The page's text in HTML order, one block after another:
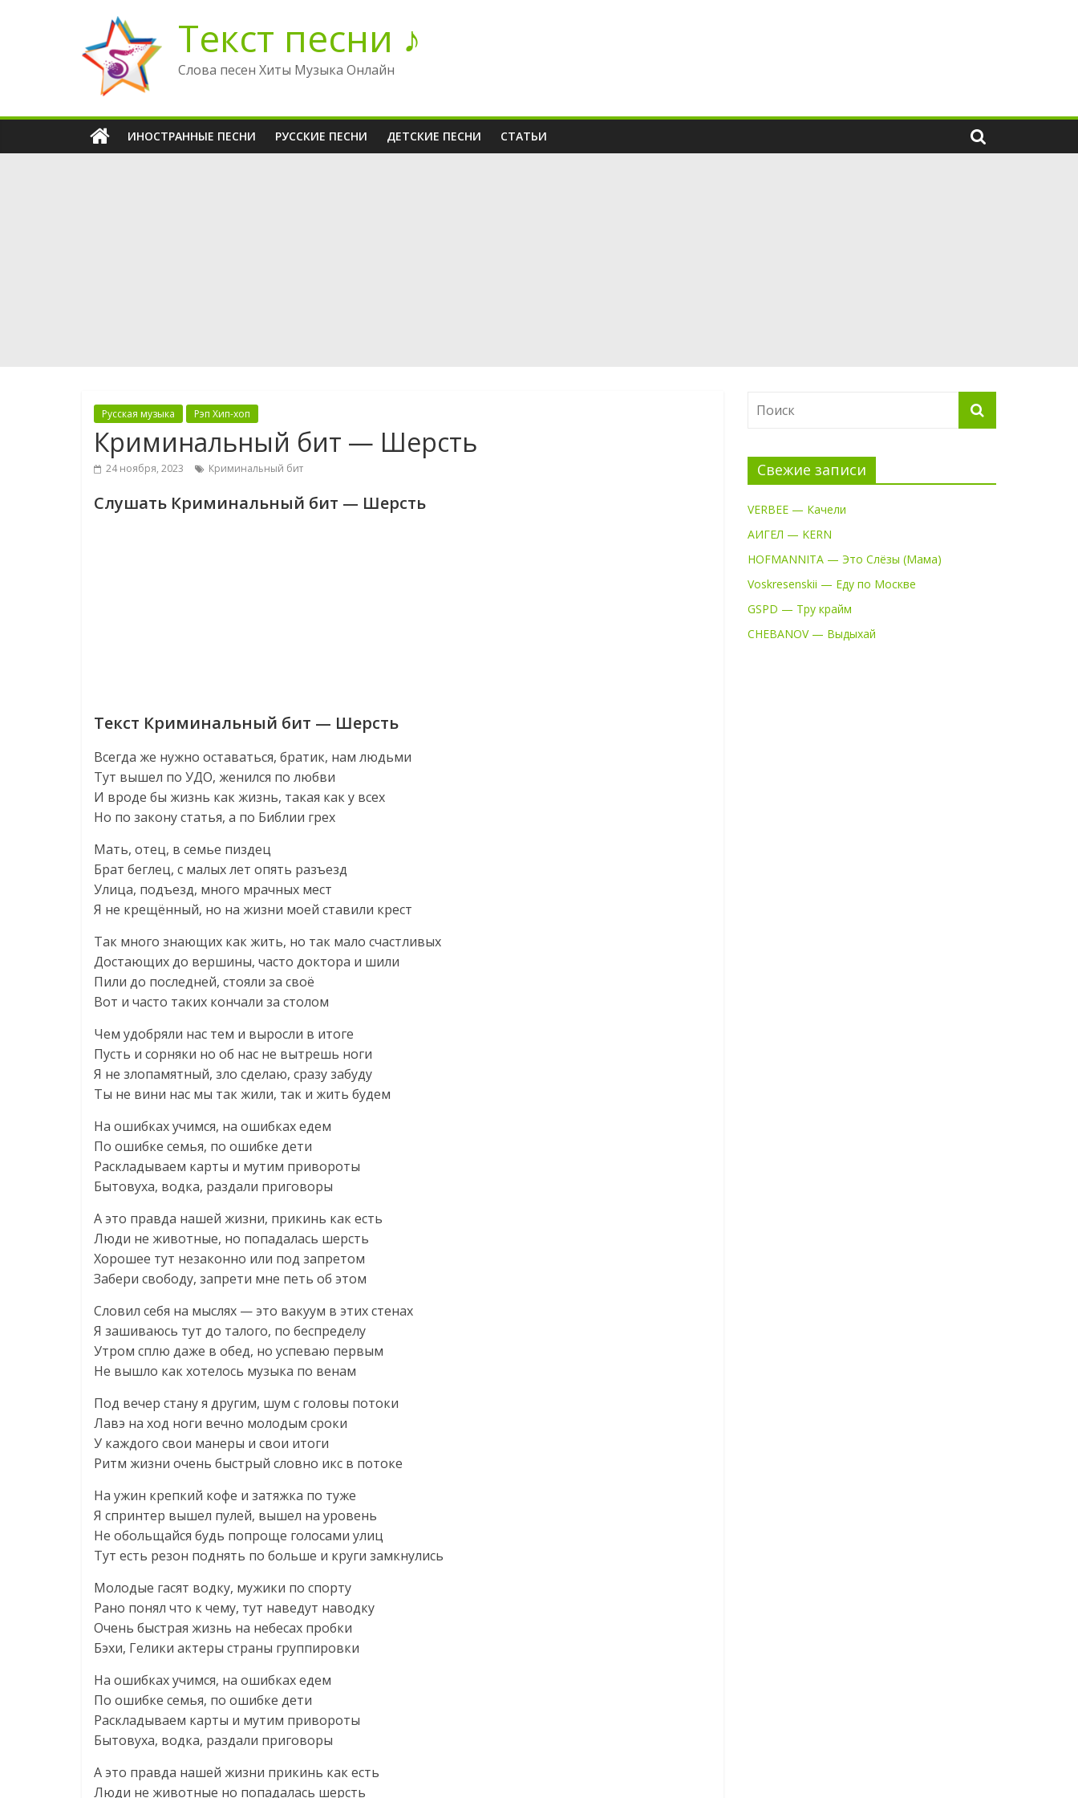
содержимому
Текст песни ♪
Слова песен Хиты Музыка Онлайн
ИНОСТРАННЫЕ ПЕСНИ РУССКИЕ ПЕСНИ ДЕТСКИЕ ПЕСНИ СТАТЬИ
Русская музыка Рэп Хип-хоп
Криминальный бит — Шерсть
24 ноября, 2023 Криминальный бит
Слушать Криминальный бит — Шерсть
Текст Криминальный бит — Шерсть
Всегда же нужно оставаться, братик, нам людьми
Тут вышел по УДО, женился по любви
И вроде бы жизнь как жизнь, такая как у всех
Но по закону статья, а по Библии грех
Мать, отец, в семье пиздец
Брат беглец, с малых лет опять разъезд
Улица, подъезд, много мрачных мест
Я не крещённый, но на жизни моей ставили крест
Так много знающих как жить, но так мало счастливых
Достающих до вершины, часто доктора и шили
Пили до последней, стояли за своё
Вот и часто таких кончали за столом
Чем удобряли нас тем и выросли в итоге
Пусть и сорняки но об нас не вытрешь ноги
Я не злопамятный, зло сделаю, сразу забуду
Ты не вини нас мы так жили, так и жить будем
На ошибках учимся, на ошибках едем
По ошибке семья, по ошибке дети
Раскладываем карты и мутим привороты
Бытовуха, водка, раздали приговоры
А это правда нашей жизни, прикинь как есть
Люди не животные, но попадалась шерсть
Хорошее тут незаконно или под запретом
Забери свободу, запрети мне петь об этом
Словил себя на мыслях — это вакуум в этих стенах
Я зашиваюсь тут до талого, по беспределу
Утром сплю даже в обед, но успеваю первым
Не вышло как хотелось музыка по венам
Под вечер стану я другим, шум с головы потоки
Лавэ на ход ноги вечно молодым сроки
У каждого свои манеры и свои итоги
Ритм жизни очень быстрый словно икс в потоке
На ужин крепкий кофе и затяжка по туже
Я спринтер вышел пулей, вышел на уровень
Не обольщайся будь попроще голосами улиц
Тут есть резон поднять по больше и круги замкнулись
Молодые гасят водку, мужики по спорту
Рано понял что к чему, тут наведут наводку
Очень быстрая жизнь на небесах пробки
Бэхи, Гелики актеры страны группировки
На ошибках учимся, на ошибках едем
По ошибке семья, по ошибке дети
Раскладываем карты и мутим привороты
Бытовуха, водка, раздали приговоры
А это правда нашей жизни прикинь как есть
Люди не животные но попадалась шерсть
Свежие записи
VERBEE — Качели
АИГЕЛ — KERN
HOFMANNITA — Это Слёзы (Мама)
Voskresenskii — Еду по Москве
GSPD — Тру крайм
CHEBANOV — Выдыхай